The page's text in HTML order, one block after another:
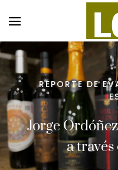
REPORTE DE
Jorge
a